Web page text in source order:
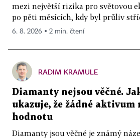
mezi největší rizika pro světovou
po pěti měsících, kdy byl průliv
6. 8. 2026 ▪ 2 min. čtení
RADIM KRAMULE
Diamanty nejsou věčné.
ukazuje, že žádné aktivum
hodnotu
Diamanty jsou věčné je známý